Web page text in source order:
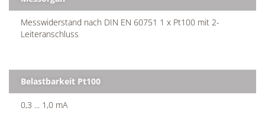
Messwiderstand nach DIN EN 60751 1 x Pt100 mit 2-
Leiteranschluss
Belastbarkeit Pt100
0,3 ... 1,0 mA